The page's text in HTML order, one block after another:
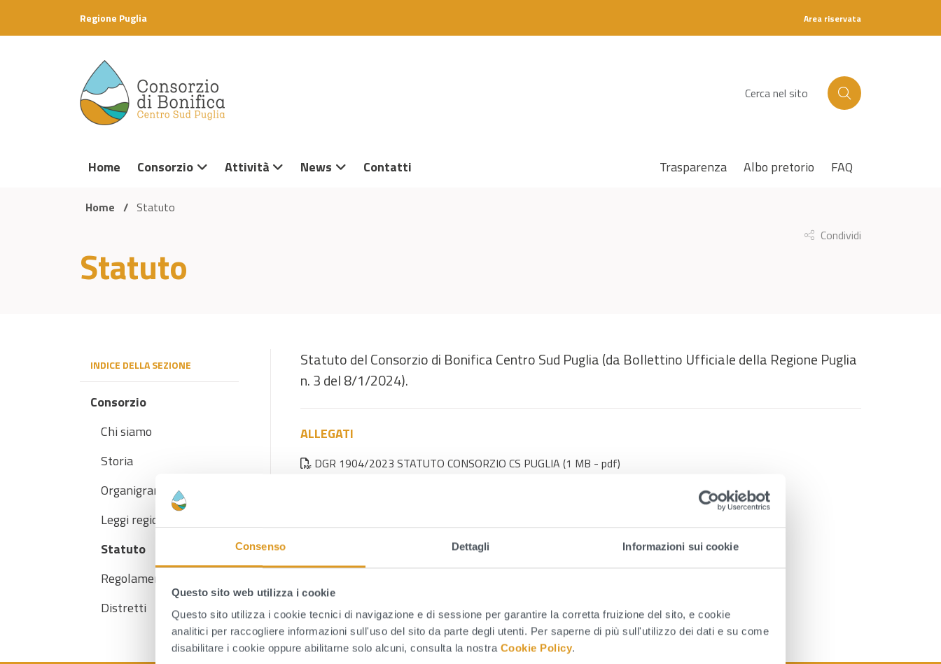
Consenso Dettagli Informazioni sui cookie
Questo sito web utilizza i cookie
Questo sito utilizza i cookie tecnici di navigazione e di sessione per garantire la corretta fruizione del sito, e cookie
analitici per raccogliere informazioni sull'uso del sito da parte degli utenti. Per saperne di più sull'utilizzo dei dati e su come
disabilitare i cookie oppure abilitarne solo alcuni, consulta la nostra Cookie Policy.
Regione Puglia Area riservata
Home Consorzio Attività News Contatti Trasparenza Albo pretorio FAQ
Home / Statuto
Condividi
Statuto
INDICE DELLA SEZIONE
Consorzio
Chi siamo
Storia
Organigramma
Leggi regionali
Statuto
Regolamenti
Distretti
Statuto del Consorzio di Bonifica Centro Sud Puglia (da Bollettino Ufficiale della Regione Puglia
n. 3 del 8/1/2024).
ALLEGATI
DGR 1904/2023 STATUTO CONSORZIO CS PUGLIA (1 MB - pdf)